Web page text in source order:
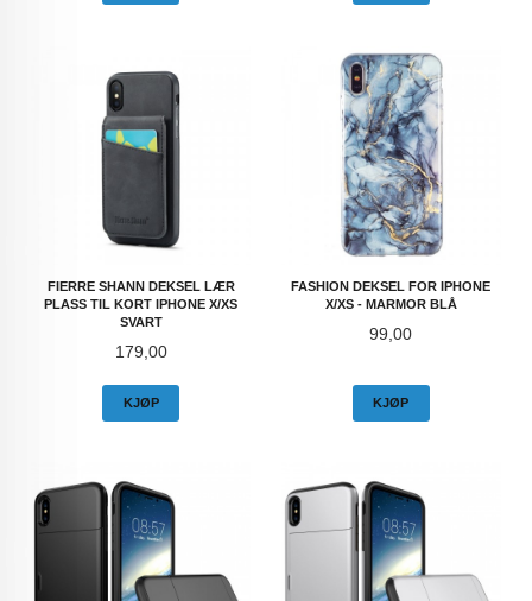
FIERRE SHANN DEKSEL LÆR
PLASS TIL KORT IPHONE X/XS
SVART
Pris
179,00
KJØP
FASHION DEKSEL FOR IPHONE
X/XS - MARMOR BLÅ
Pris
99,00
KJØP